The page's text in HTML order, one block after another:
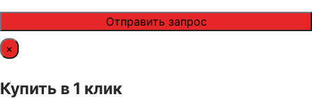
×
Купить в 1 клик